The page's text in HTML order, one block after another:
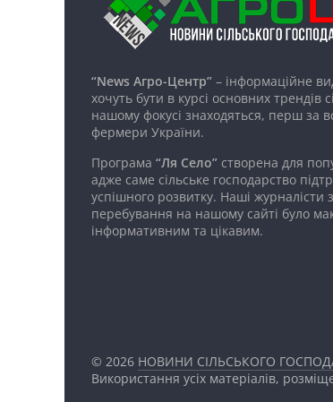
“News Агро-Центр” – інформаційне
хочуть бути в курсі основних трендів
нашому фокусі знаходяться, перш за
фермери України.
Програма “Ля Село” створена для
адже саме сільське господарство
успішного розвитку. Наші журналісти
перебування на нашому сайті було
інформативним та цікавим.
© 2026 НОВИНИ СІЛЬСЬКОГО
Використання усіх матеріалів,